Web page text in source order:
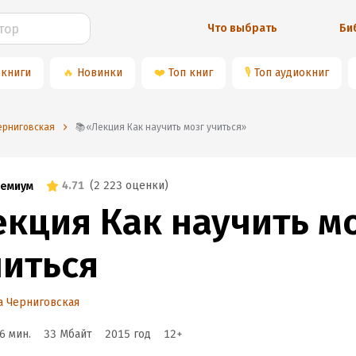
Что выбрать
🔥 Новинки ❤️ Топ книг 🎙 Топ аудиокниг
📚«Лекция Как научить мозг учиться»
4.71 (2 223 оценки)
Как научить
Черниговская
мин. 33 Мбайт 2015 год 12+